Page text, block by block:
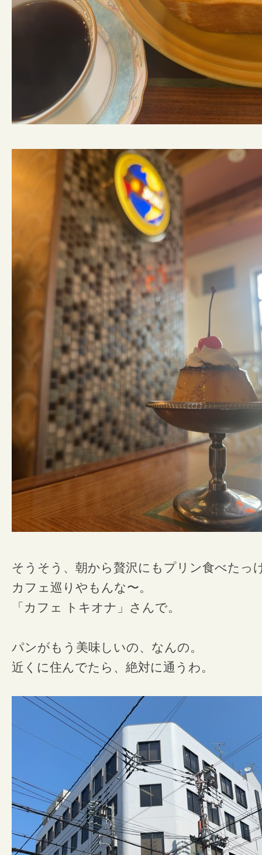
そうそう、朝から贅沢にもプリン食べたっ
カフェ巡りやもんな〜。
「カフェ トキオナ」さんで。
パンがもう美味しいの、なんの。
近くに住んでたら、絶対に通うわ。